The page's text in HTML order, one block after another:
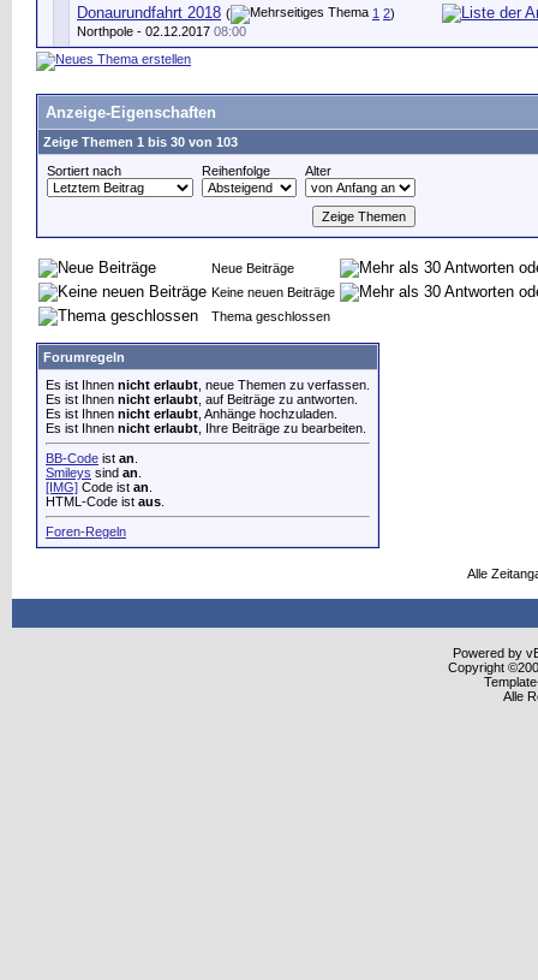
Donaurundfahrt 2018 ( 1 2)
Northpole - 02.12.2017 08:00
Anzeige-Eigenschaften
Zeige Themen 1 bis 30 von 103
Sortiert nach
Reihenfolge Alter
Neue Beiträge
Keine neuen Beiträge
Thema geschlossen
Forumregeln
Es ist Ihnen nicht erlaubt , neue Themen zu verfassen.
Es ist Ihnen nicht erlaubt , auf Beiträge zu antworten.
Es ist Ihnen nicht erlaubt , Anhänge hochzuladen.
Es ist Ihnen nicht erlaubt , Ihre Beiträge zu bearbeiten.
BB-Code ist an
Smileys sind an
[IMG] Code ist an
HTML-Code ist aus
Foren-Regeln
Alle
Powered by
Copyright
Alle